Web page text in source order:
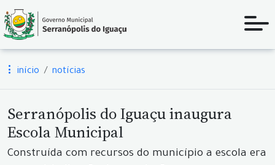
início notícias
Serranópolis do Iguaçu inaugura
Escola Municipal
Construída com recursos do município a escola era